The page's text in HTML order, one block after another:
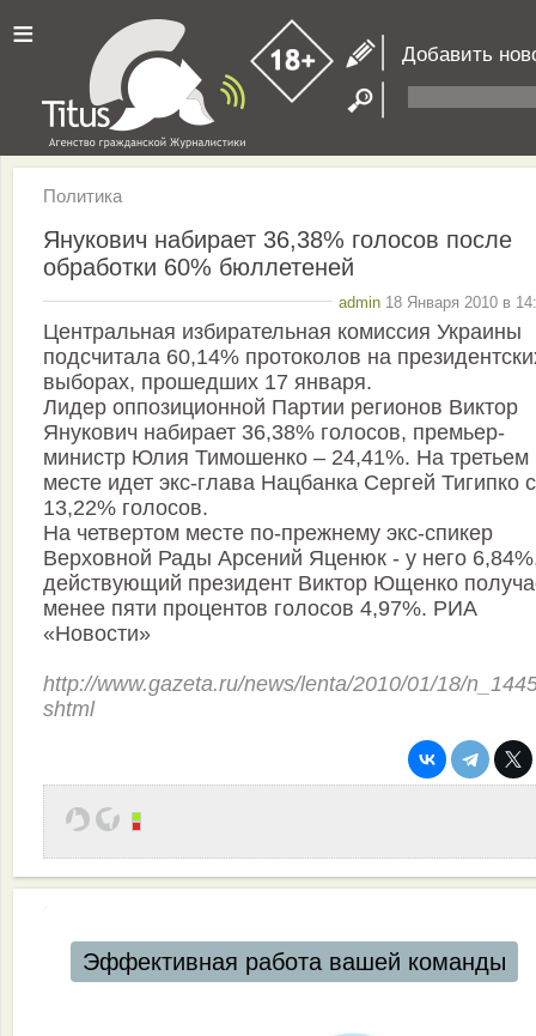
≡ Добавить
Политика
Янукович набирает 36,38% голосов после
обработки 60% бюллетеней
admin 18 Января 2010 в
Центральная избирательная комиссия Украины
подсчитала 60,14% протоколов на
выборах, прошедших 17 января.
Лидер оппозиционной Партии регионов Виктор
Янукович набирает 36,38% голосов, премьер-
министр Юлия Тимошенко – 24,41%. На третьем
месте идет экс-глава Нацбанка Сергей Тигипко с
13,22% голосов.
На четвертом месте по-прежнему экс-спикер
Верховной Рады Арсений Яценюк - у него
действующий президент Виктор Ющенко
менее пяти процентов голосов 4,97%. РИА
«Новости»
http://www.gazeta.ru/news/lenta/2010/01/18/
shtml
Эффективная работа вашей команды